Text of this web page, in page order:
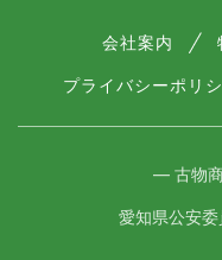
会社案内
プライバシーポリ
― 古物
愛知県公安